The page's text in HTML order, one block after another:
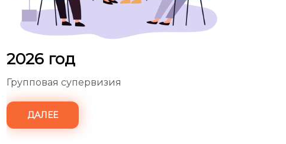
2026 год
Групповая супервизия
ДАЛЕЕ